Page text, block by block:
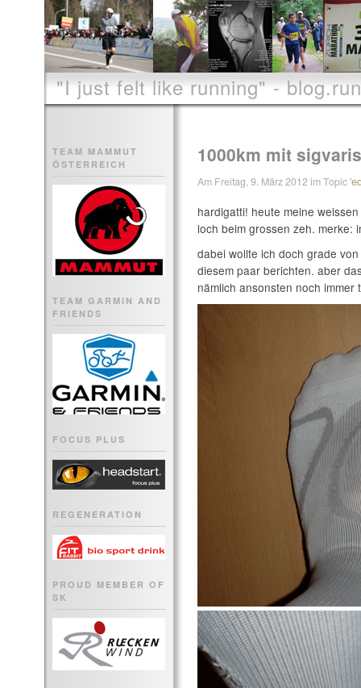
"I just felt like running" -
TEAM MAMMUT
ÖSTERREICH
TEAM GARMIN AND
FRIENDS
FOCUS PLUS
REGENERATION
PROUD MEMBER OF
SK
1000km mit sigvaris
Am Freitag, 9. März 2012 im Topic '
hardigatti! heute meine
loch beim grossen zeh. merke:
dabei wollte ich doch grade
diesem paar berichten. aber
nämlich ansonsten noch immer